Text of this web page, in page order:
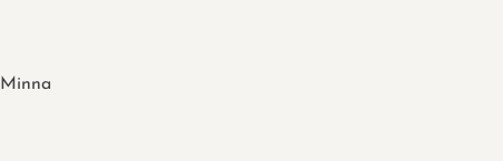
Minna